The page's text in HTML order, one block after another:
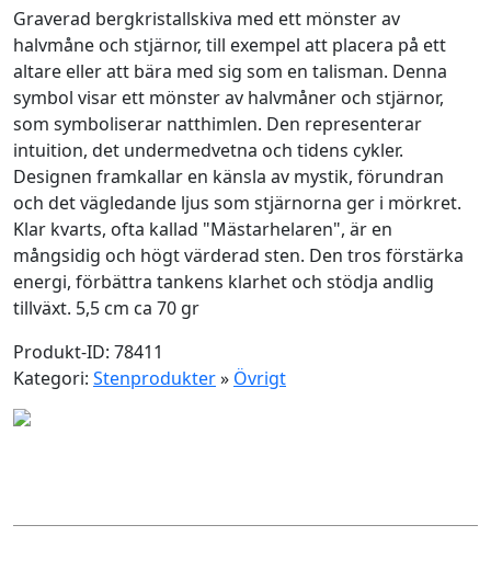
Graverad bergkristallskiva med ett mönster av
halvmåne och stjärnor, till exempel att placera på ett
altare eller att bära med sig som en talisman. Denna
symbol visar ett mönster av halvmåner och stjärnor,
som symboliserar natthimlen. Den representerar
intuition, det undermedvetna och tidens cykler.
Designen framkallar en känsla av mystik, förundran
och det vägledande ljus som stjärnorna ger i mörkret.
Klar kvarts, ofta kallad "Mästarhelaren", är en
mångsidig och högt värderad sten. Den tros förstärka
energi, förbättra tankens klarhet och stödja andlig
tillväxt. 5,5 cm ca 70 gr
Produkt-ID: 78411
Kategori: Stenprodukter» Övrigt